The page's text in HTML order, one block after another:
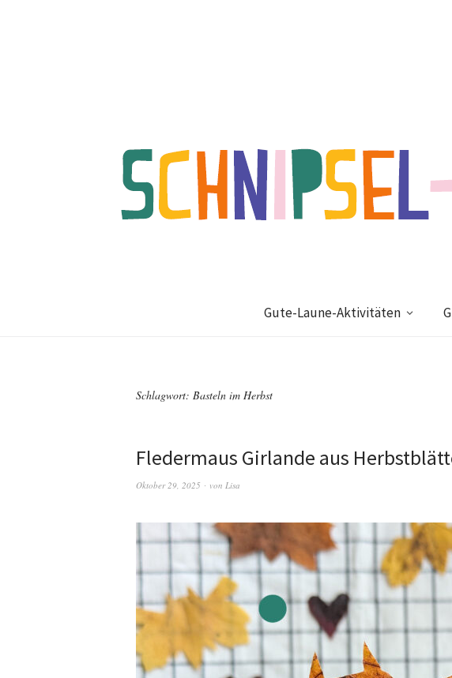
Gute-Laune-Aktivitäten
Schlagwort: Basteln im Herbst
Fledermaus Girlande aus
Oktober 29, 2025 von Lisa